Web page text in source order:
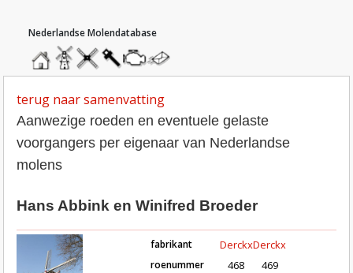
homemolendatabase
roedendatabase
assendatabase
motorendatabase
stuur
een
terug naar samenvatting
Aanwezige roeden en eventuele gelaste
voorgangers per eigenaar van Nederlandse
molens
Hans Abbink en Winifred Broeder
fabrikant
roenummer
Derckx
468
Derckx
469